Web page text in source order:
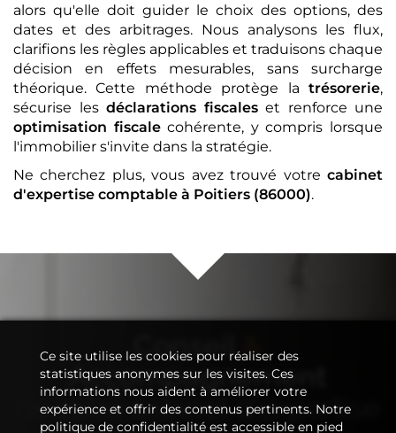
alors qu'elle doit guider le choix des options, des
dates et des arbitrages. Nous analysons les flux,
clarifions les règles applicables et traduisons chaque
décision en effets mesurables, sans surcharge
théorique. Cette méthode protège la trésorerie,
sécurise les déclarations fiscaleset renforce une
optimisation fiscalecohérente, y compris lorsque
l'immobilier s'invite dans la stratégie.
Ne cherchez plus, vous avez trouvé votre cabinet
d'expertise comptable à Poitiers (86000).
Conseil&
Accompagnement
de votrecabinet d'expertise
Ce site utilise les cookies pour réaliser des
statistiques anonymes sur les visites. Ces
informations nous aident à améliorer votre
expérience et offrir des contenus pertinents. Notre
politique de confidentialité est accessible en pied